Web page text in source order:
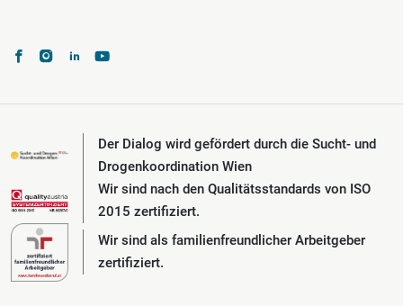
Der Dialog wird gefördert durch die Sucht- und
Drogenkoordination Wien
Wir sind nach den Qualitätsstandards von ISO
2015 zertifiziert.
Wir sind als familienfreundlicher Arbeitgeber
zertifiziert.